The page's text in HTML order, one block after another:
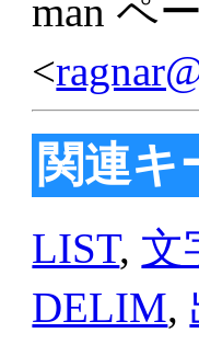
man ペ
<
関連キ
LIST, 文
DELIM,